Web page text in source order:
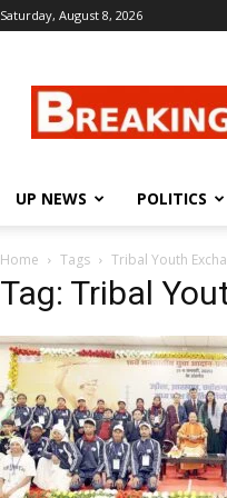
Saturday, August 8, 2026
UP NEWS POLITICS
Home Tags Tribal Youth
Tag: Tribal